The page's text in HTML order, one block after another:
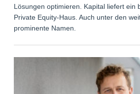
Lösungen optimieren. Kapital liefert ein
Private Equity-Haus. Auch unter den
prominente Namen.